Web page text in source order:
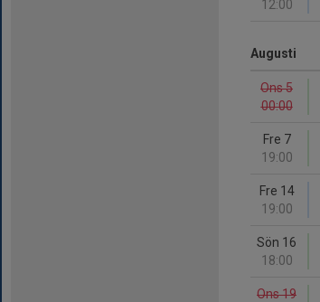
12:00
Augusti
Ons 5
00:00
Fre 7
19:00
Fre 14
19:00
Sön 16
18:00
Ons 19